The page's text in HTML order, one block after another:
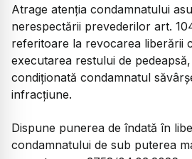
Atrage atenţia condamnatului
nerespectării prevederilor art.
referitoare la revocarea liberării
executarea restului de
condiționată condamnatul
infracțiune.
Dispune punerea de îndată în
condamnatului de sub puterea